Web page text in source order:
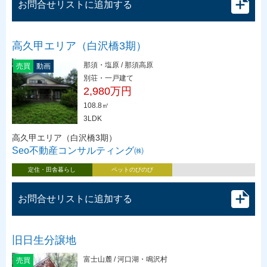
お問合せリストに追加する
高久甲エリア（白沢橋3期）
売買 動画
那須・塩原 / 那須高原
別荘・一戸建て
2,980万円
108.8㎡
3LDK
高久甲エリア（白沢橋3期）
Seo不動産コンサルティング㈱
定住・田舎暮らし ペットのびのび
お問合せリストに追加する
旧日生分譲地
売買 富士山麓 / 河口湖・鳴沢村